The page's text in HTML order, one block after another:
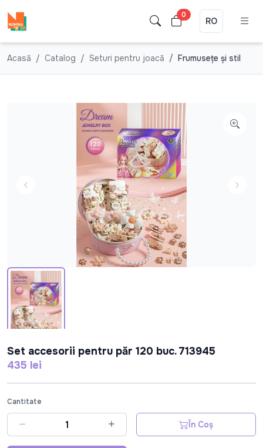
0
RO
Acasă Catalog Seturi pentru joacă Frumuseţe şi stil
Set accesorii pentru păr 120 buc. 713945
435 lei
Cantitate
În Coș